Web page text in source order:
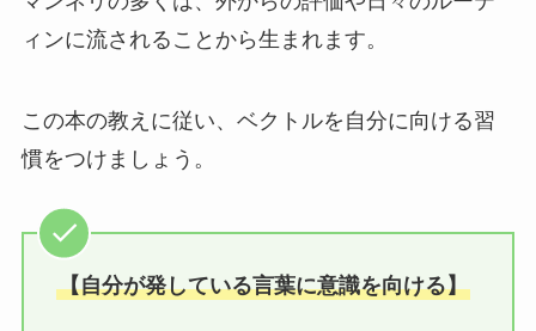
ィンに流されることから生まれます。
この本の教えに従い、ベクトルを自分に向ける習
慣をつけましょう。
【自分が発している言葉に意識を向ける】